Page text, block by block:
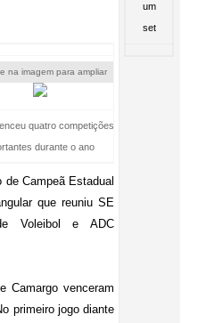
na imagem para ampliar
quatro competições
durante o ano
de Campeã Estadual
que reuniu SE
Voleibol e ADC
Camargo venceram
primeiro jogo diante